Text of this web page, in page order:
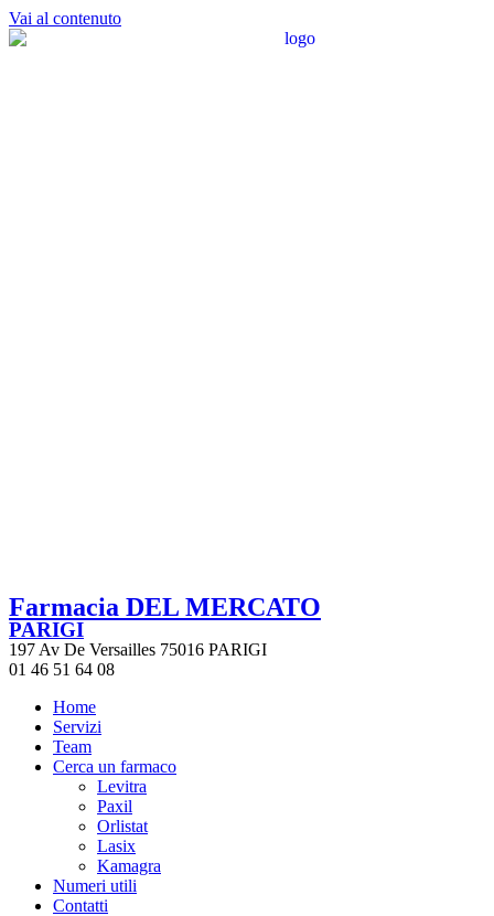
Vai al contenuto
Farmacia DEL MERCATO
PARIGI
197 Av De Versailles 75016 PARIGI
01 46 51 64 08
Home
Servizi
Team
Cerca un farmaco
Levitra
Paxil
Orlistat
Lasix
Kamagra
Numeri utili
Contatti